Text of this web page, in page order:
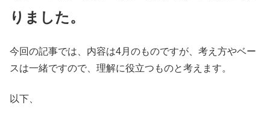
りました。
今回の記事では、内容は4月のものですが、考え方やベー
スは一緒ですので、理解に役立つものと考えます。
以下、